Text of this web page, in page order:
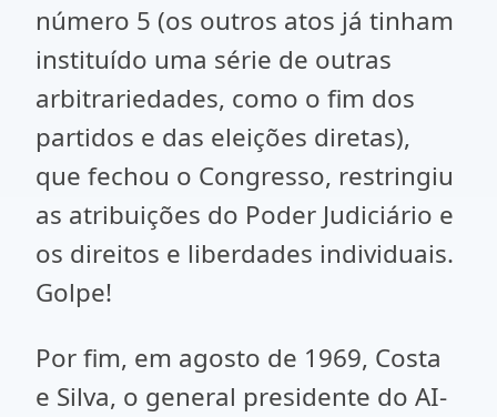
número 5 (os outros atos já tinham
instituído uma série de outras
arbitrariedades, como o fim dos
partidos e das eleições diretas),
que fechou o Congresso, restringiu
as atribuições do Poder Judiciário e
os direitos e liberdades individuais.
Golpe!
Por fim, em agosto de 1969, Costa
e Silva, o general presidente do AI-